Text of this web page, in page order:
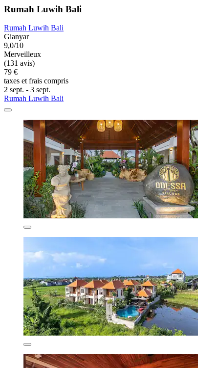
Rumah Luwih Bali
Rumah Luwih Bali
Gianyar
9,0/10
Merveilleux
(131 avis)
79 €
taxes et frais compris
2 sept. - 3 sept.
Rumah Luwih Bali